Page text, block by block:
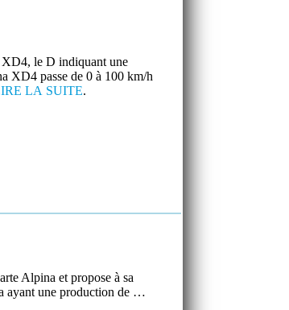
XD4, le D indiquant une
XD4 passe de 0 à 100 km/h
LA SUITE.
Alpina et propose à sa
ayant une production de …